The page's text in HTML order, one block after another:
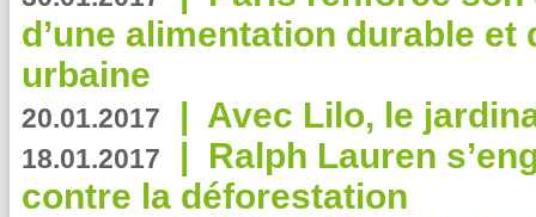
d’une alimentation durable et
urbaine
20.01.2017 | Avec Lilo, le
18.01.2017 | Ralph Lauren
contre la déforestation